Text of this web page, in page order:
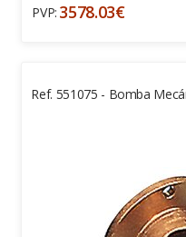
PVP: 3578.03€
Ref. 551075 - Bomba